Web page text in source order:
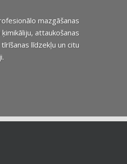
mazgāšanas
attaukošanas
līdzekļu un citu